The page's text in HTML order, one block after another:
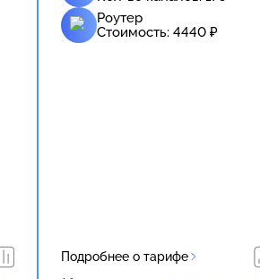
Роутер
Стоимость: 4440 ₽
Подробнее о тарифе